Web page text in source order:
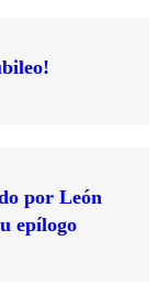
por León
epílogo